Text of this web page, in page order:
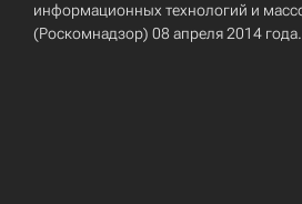
информационных технологий и
(Роскомнадзор) 08 апреля 2014 года.